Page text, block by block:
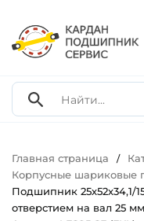
Главная страница /
Корпусные шариковые
Подшипник 25х52х34,1/
отверстием на вал 25